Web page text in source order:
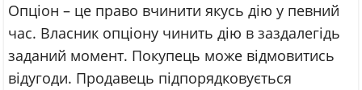
Опціон – це право вчинити якусь дію у певний
час. Власник опціону чинить дію в заздалегідь
заданий момент. Покупець може відмовитись
відугоди. Продавець підпорядковується